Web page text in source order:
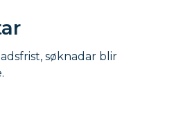
søknadar blir